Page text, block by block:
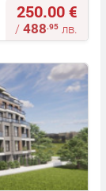
250.00 €
/488.95 лв.